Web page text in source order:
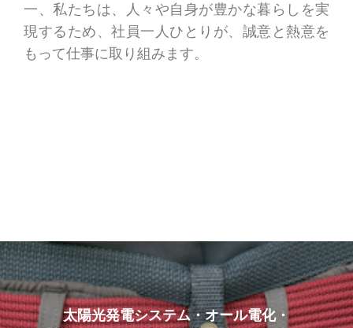
一、私たちは、人々や自身が豊かな暮らしを実
現するため、社員一人ひとりが、誠意と熱意を
もって仕事に取り組みます。
太陽光発電システム・オール電化・